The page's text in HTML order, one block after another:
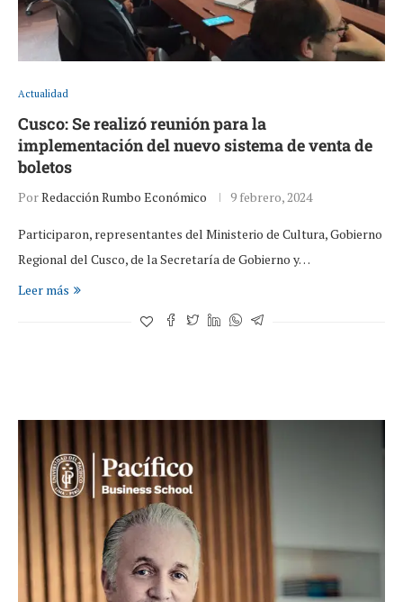
Actualidad
Cusco: Se realizó reunión para la
implementación del nuevo sistema de venta de
boletos
PorRedacción Rumbo Económico 9 febrero, 2024
Participaron, representantes del Ministerio de Cultura, Gobierno
Regional del Cusco, de la Secretaría de Gobierno y…
Leer más